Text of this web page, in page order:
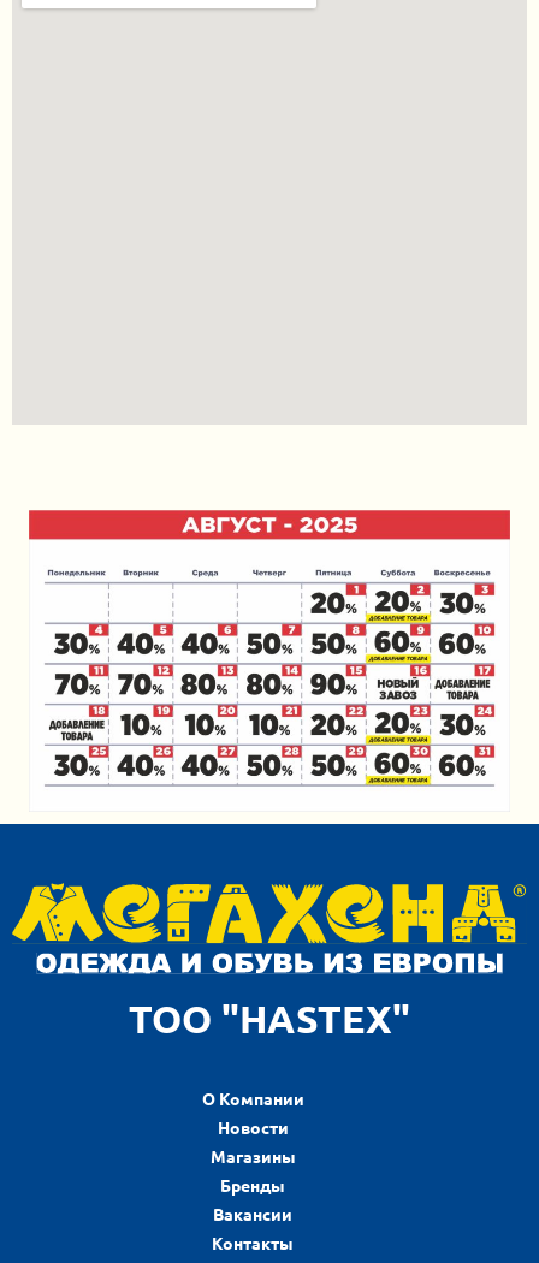
ТОО "HASTEX"
О Компании
Новости
Магазины
Бренды
Вакансии
Контакты